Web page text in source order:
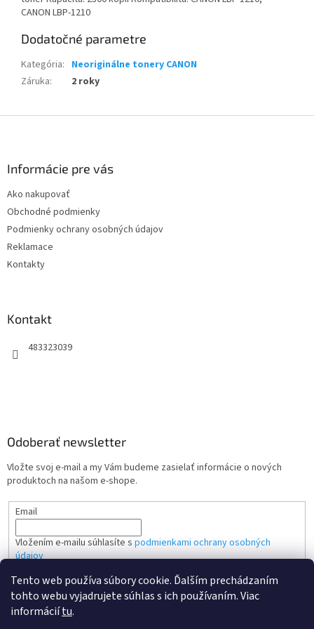
Tento web používa súbory cookie. Ďalším prechádzaním
tohto webu vyjadrujete súhlas s ich používaním. Viac
informáciítu.
CANON LBP-1210
Dodatočné parametre
Kategória: Neoriginálne tonery CANON
Záruka: 2 roky
Informácie pre vás
Ako nakupovať
Obchodné podmienky
Podmienky ochrany osobných údajov
Reklamace
Kontakty
Kontakt
483323039
Odoberať newsletter
Vložte svoj e-mail a my Vám budeme zasielať informácie o nových
produktoch na našom e-shope.
Email
Vložením e-mailu súhlasíte s podmienkami ochrany osobných
údajov
PRIHLÁSIŤ SA